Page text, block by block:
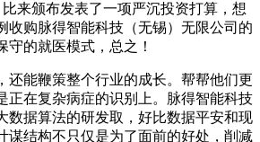
比来颁布发表了一项严沉投资打算，想
收购脉得智能科技（无锡）无限公司的
守的就医模式，总之！
能鞭策整个行业的成长。帮帮他们更
正在复杂病症的识别上。脉得智能科技
数据算法的研发取，好比数据平安和现
谋结构不只仅是为了面前的好处，削减